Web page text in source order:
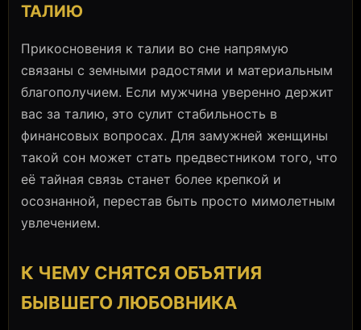
ТАЛИЮ
Прикосновения к талии во сне напрямую
связаны с земными радостями и материальным
благополучием. Если мужчина уверенно держит
вас за талию, это сулит стабильность в
финансовых вопросах. Для замужней женщины
такой сон может стать предвестником того, что
её тайная связь станет более крепкой и
осознанной, перестав быть просто мимолетным
увлечением.
К ЧЕМУ СНЯТСЯ ОБЪЯТИЯ
БЫВШЕГО ЛЮБОВНИКА